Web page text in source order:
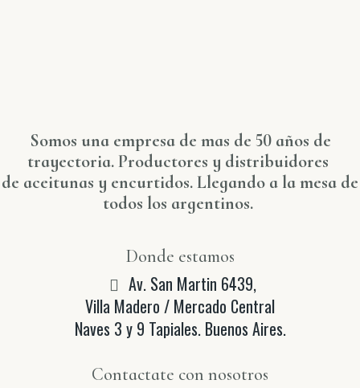
Somos una empresa de mas de 50 años de
trayectoria. Productores y distribuidores
de aceitunas y encurtidos. Llegando a la mesa de
todos los argentinos.
Donde estamos
Av. San Martin 6439,
Villa Madero / Mercado Central
Naves 3 y 9 Tapiales. Buenos Aires.
Contactate con nosotros